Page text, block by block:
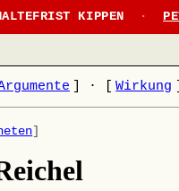
KIPPEN ·
· Wirkung
]